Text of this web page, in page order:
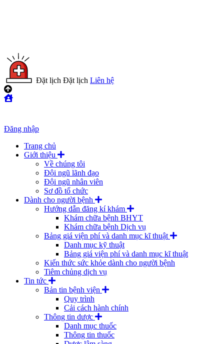
Đặt lịch Đặt lịch Liên hệ
Đăng nhập
Trang chủ
Giới thiệu
Về chúng tôi
Đội ngũ lãnh đạo
Đội ngũ nhân viên
Sơ đồ tổ chức
Dành cho người bệnh
Hướng dẫn đăng kí khám
Khám chữa bệnh BHYT
Khám chữa bệnh Dịch vụ
Bảng giá viện phí và danh mục kĩ thuật
Danh mục kỹ thuật
Bảng giá viện phí và danh mục kĩ thuật
Kiến thức sức khỏe dành cho người bệnh
Tiêm chủng dịch vụ
Tin tức
Bản tin bệnh viện
Quy trình
Cải cách hành chính
Thông tin dược
Danh mục thuốc
Thông tin thuốc